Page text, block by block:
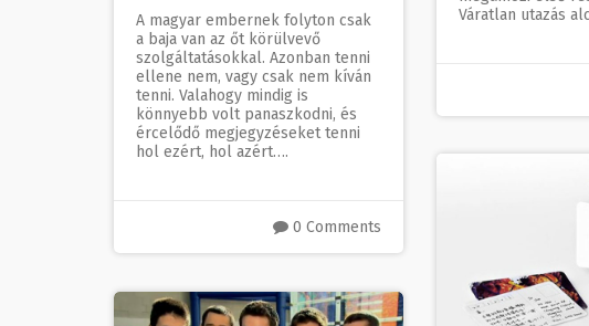
A magyar embernek folyton csak
a baja van az őt körülvevő
szolgáltatásokkal. Azonban tenni
ellene nem, vagy csak nem kíván
tenni. Valahogy mindig is
könnyebb volt panaszkodni, és
ércelődő megjegyzéseket tenni
hol ezért, hol azért….
0 Comments
Váratlan utazás